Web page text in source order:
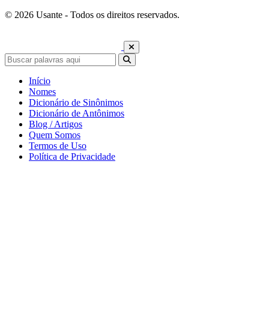
© 2026 Usante - Todos os direitos reservados.
Início
Nomes
Dicionário de Sinônimos
Dicionário de Antônimos
Blog / Artigos
Quem Somos
Termos de Uso
Política de Privacidade